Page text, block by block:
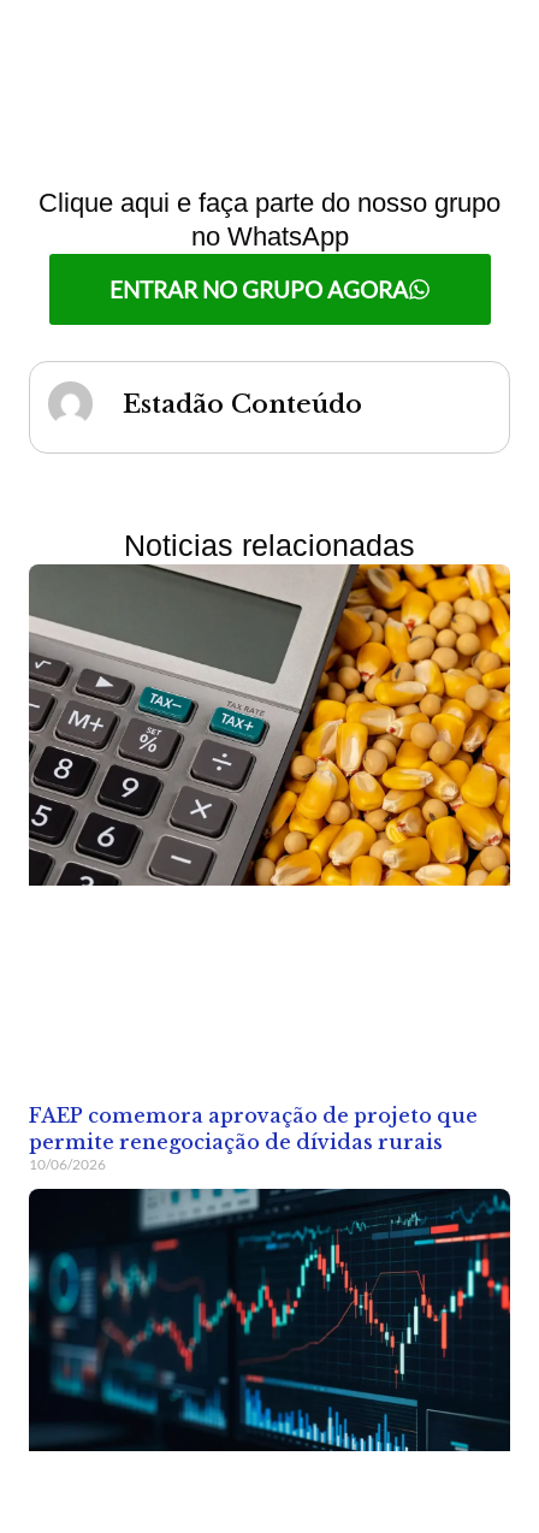
Clique aqui e faça parte do nosso grupo
no WhatsApp
ENTRAR NO GRUPO AGORA
Estadão Conteúdo
Noticias relacionadas
FAEP comemora aprovação de projeto que
permite renegociação de dívidas rurais
10/06/2026